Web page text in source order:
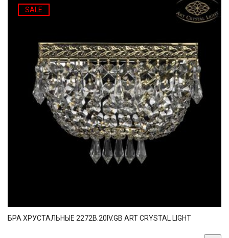
SALE
БРА ХРУСТАЛЬНЫЕ 2272B.20IV.GB ART CRYSTAL LIGHT